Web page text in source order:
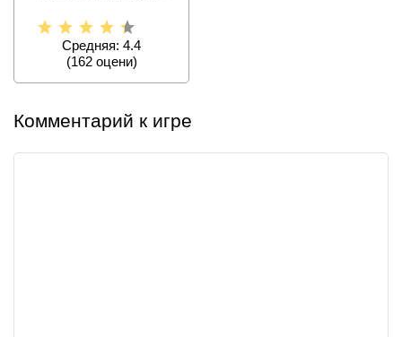
Средняя: 4.4
(162оцени)
Комментарий к игре